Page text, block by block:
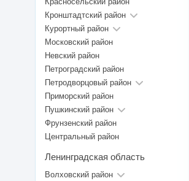
Кронштадтский район
Курортный район
Московский район
Невский район
Петроградский район
Петродворцовый район
Приморский район
Пушкинский район
Фрунзенский район
Центральный район
Ленинградская область
Волховский район